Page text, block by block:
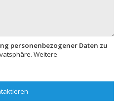
personenbezogener Daten zu
Weitere